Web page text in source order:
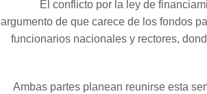
El conflicto por la ley de
argumento de que carece de los fondos
funcionarios nacionales y rectores,
Ambas partes planean reunirse esta